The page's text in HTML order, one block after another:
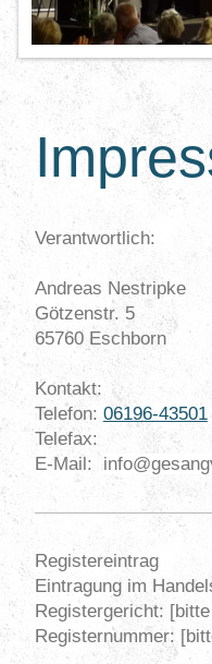
Verantwortlich:
Andreas Nestripke
Götzenstr. 5
65760 Eschborn
Kontakt:
Telefon: 06196-43501
Telefax:
E-Mail:
Registereintrag
Eintragung im
Registergericht:
Registernummer: